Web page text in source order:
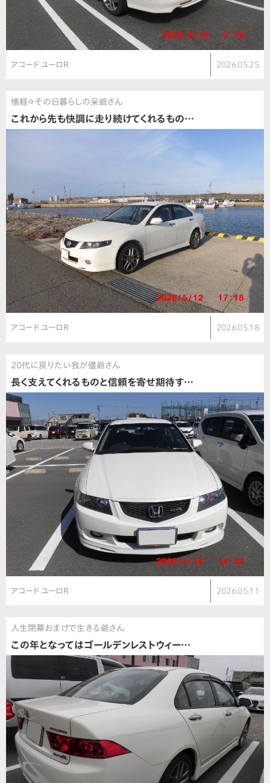
アコード ユーロR 2026.05.25
懐軽々その日暮らしの呆爺さん
これから先も快調に走り続けてくれるもの…
アコード ユーロR 2026.05.18
20代に戻りたい我が儘爺さん
長く支えてくれるものと信頼を寄せ期待す…
アコード ユーロR 2026.05.11
人生閉幕おまけで生きる爺さん
この年となってはゴールデンレストウィー…